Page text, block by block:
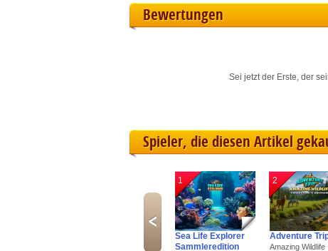
Bewertungen
Sei jetzt der Erste, der
Spieler, die diesen Artikel
1
Sea Life Explorer
Sammleredition
2
Adventure
Amazing Wildlife